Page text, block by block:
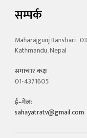
सम्पर्क
Maharajgunj Bansbari -03
Kathmandu, Nepal
समाचार कक्ष
01-4371605
ई–मेल:
sahayatratv@gmail.com